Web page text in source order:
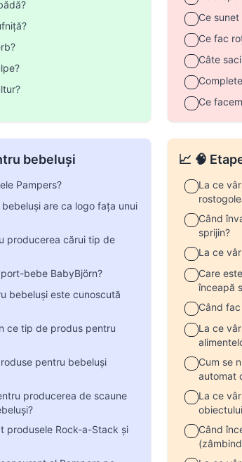
Ce
Ce fac
Câte
Ce
bebeluși
Pampers?
are ca logo fața unui
producerea cărui tip de
bebe BabyBjörn?
bebeluși este cunoscută
ce tip de produs pentru
pentru bebeluși
producerea de scaune
produsele Rock-a-Stack și
📈 🧠
La ce
Când
sprijin?
La ce
Care
înceapă
Când
La ce
Cum se
automat
La ce
Când